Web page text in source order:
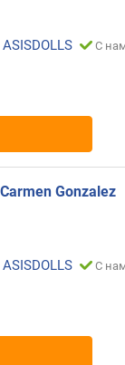
С
Gonzalez
С